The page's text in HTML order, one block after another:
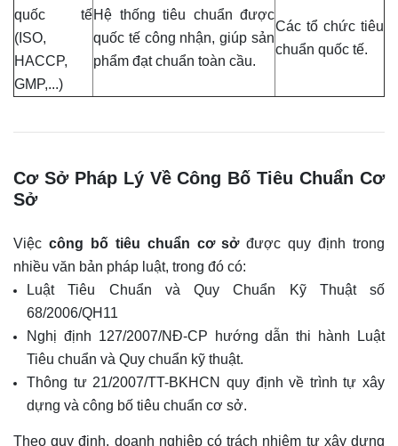
quốc tế
(ISO,
HACCP,
GMP,...)
Hệ thống tiêu chuẩn được
quốc tế công nhận, giúp sản
phẩm đạt chuẩn toàn cầu.
Các tổ chức tiêu
chuẩn quốc tế.
Cơ Sở Pháp Lý Về Công Bố Tiêu Chuẩn Cơ
Sở
Việc công bố tiêu chuẩn cơ sởđược quy định trong
nhiều văn bản pháp luật, trong đó có:
Luật Tiêu Chuẩn và Quy Chuẩn Kỹ Thuật số
68/2006/QH11
Nghị định 127/2007/NĐ-CP hướng dẫn thi hành Luật
Tiêu chuẩn và Quy chuẩn kỹ thuật.
Thông tư 21/2007/TT-BKHCN quy định về trình tự xây
dựng và công bố tiêu chuẩn cơ sở.
Theo quy định, doanh nghiệp có trách nhiệm tự xây dựng